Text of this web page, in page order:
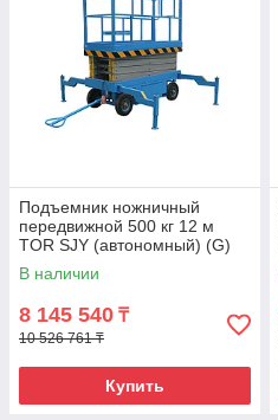
Подъемник ножничный
передвижной 500 кг 12 м
TOR SJY (автономный) (G)
В наличии
8 145 540 ₸
10 526 761 ₸
Купить